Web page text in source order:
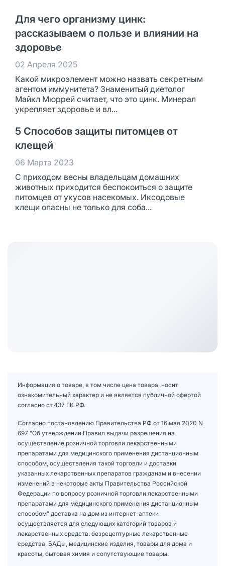
Для чего организму цинк:
рассказываем о пользе и влиянии на
здоровье
02 Апреля 2025
Какой микроэлемент можно назвать секретным
агентом иммунитета? Знаменитый диетолог
Майкл Мюррей считает, что это цинк. Минерал
укрепляет здоровье и вл...
5 Способов защиты питомцев от
клещей
06 Марта 2023
С приходом весны владельцам домашних
животных приходится беспокоиться о защите
питомцев от укусов насекомых. Иксодовые
клещи опасны не только для соба...
Информация о товаре, в том числе цена товара, носит
ознакомительный характер и не является публичной офертой
согласно ст.437 ГК РФ.
Согласно постановлению Правительства РФ от 16 мая 2020 N
697 "Об утверждении Правил выдачи разрешения на
осуществление розничной торговли лекарственными
препаратами для медицинского применения дистанционным
способом, осуществления такой торговли и доставки
указанных лекарственных препаратов гражданам и внесении
изменений в некоторые акты Правительства Российской
Федерации по вопросу розничной торговли лекарственными
препаратами для медицинского применения дистанционным
способом" доставка на дом из интернет-аптеки
осуществляется для следующих категорий товаров и
лекарственных средств: безрецептурные лекарственные
средства, БАДы, медицинские изделия, товары для дома и
красоты, бытовая химия и сопутствующие товары.